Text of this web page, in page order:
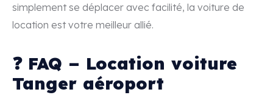
simplement se déplacer avec facilité, la voiture de
location est votre meilleur allié.
❓ FAQ – Location voiture
Tanger aéroport